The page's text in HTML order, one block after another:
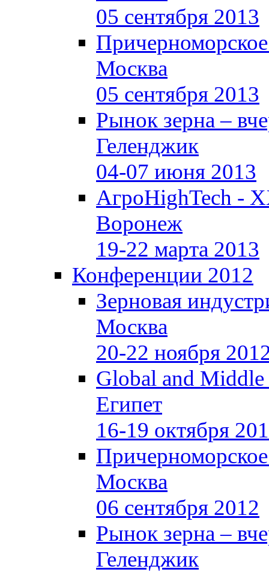
05 сентября 2013
Москва
05 сентября 2013
Рынок зерна –
Геленджик
04-07 июня 2013
АгроHighTech -
Воронеж
19-22 марта 2013
Конференции 2012
Зерновая
Москва
20-22 ноября
Global and
Египет
16-19 октября
Москва
06 сентября 2012
Рынок зерна –
Геленджик